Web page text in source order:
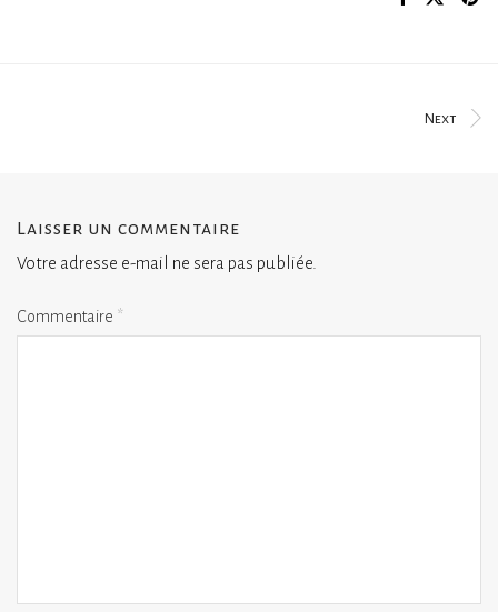
Next
Laisser un commentaire
Votre adresse e-mail ne sera pas publiée.
Commentaire *